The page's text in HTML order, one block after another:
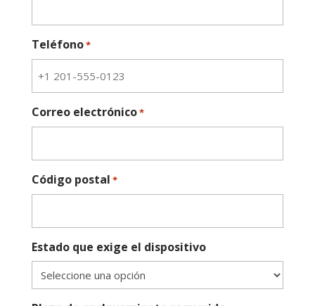
Teléfono*
Correo electrónico*
Código postal *
Estado que exige el dispositivo